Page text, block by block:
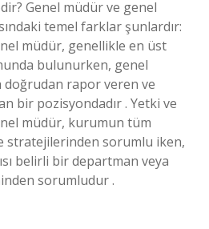
Genel müdür ve genel
temel farklar şunlardır:
müdür, genellikle en üst
bulunurken, genel
doğrudan rapor veren ve
bir pozisyondadır . Yetki ve
müdür, kurumun tüm
stratejilerinden sorumlu iken,
belirli bir departman veya
sorumludur .